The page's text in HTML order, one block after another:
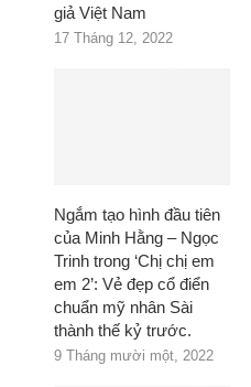
giả Việt Nam
17 Tháng 12, 2022
Ngắm tạo hình đầu tiên
của Minh Hằng – Ngọc
Trinh trong ‘Chị chị em
em 2’: Vẻ đẹp cổ điển
chuẩn mỹ nhân Sài
thành thế kỷ trước.
9 Tháng mười một, 2022